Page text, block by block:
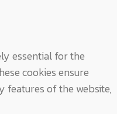
essential for the
cookies ensure
features of the website,